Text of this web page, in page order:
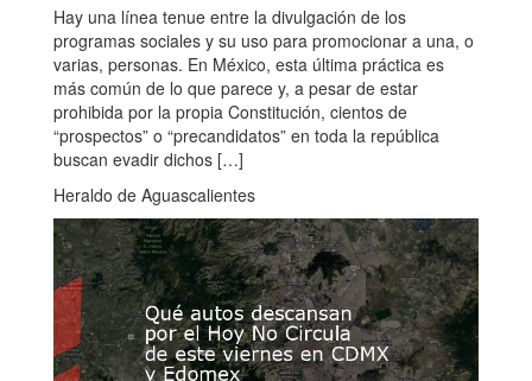
Hay una línea tenue entre la divulgación de los
programas sociales y su uso para promocionar a una, o
varias, personas. En México, esta última práctica es
más común de lo que parece y, a pesar de estar
prohibida por la propia Constitución, cientos de
“prospectos” o “precandidatos” en toda la república
buscan evadir dichos […]
Heraldo de Aguascalientes